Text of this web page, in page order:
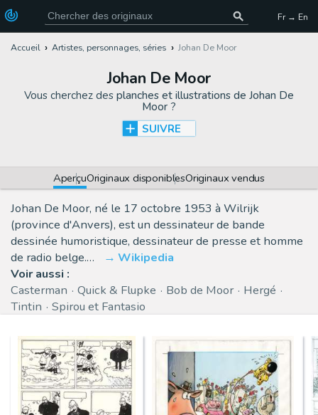
Fr → En
Accueil Artistes, personnages, séries Johan De Moor
Johan De Moor
Vous cherchez des planches et illustrations de Johan De
Moor ?
SUIVRE
AperçuOriginaux disponiblesOriginaux vendus
Johan De Moor, né le 17 octobre 1953 à Wilrijk
(province d'Anvers), est un dessinateur de bande
dessinée humoristique, dessinateur de presse et homme
de radio belge.…
Wikipedia
Voir aussi :
Casterman
Quick & Flupke Bob de Moor
Hergé
Tintin
Spirou et Fantasio